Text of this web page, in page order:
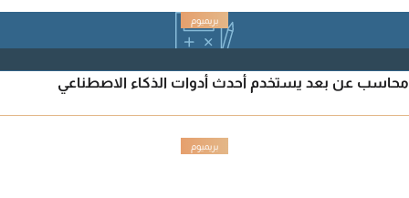
الحسابات ومراجعة عهد المشتريات وحسابات العملاء والموردين
محاسب عن بعد يستخدم أحدث أدوات الذكاء الاصطناعي